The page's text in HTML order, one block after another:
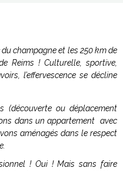
champagne et les 250 km de
Reims ! Culturelle, sportive,
l’effervescence se décline
(découverte ou déplacement
dans un appartement avec
aménagés dans le respect
! Oui ! Mais sans faire